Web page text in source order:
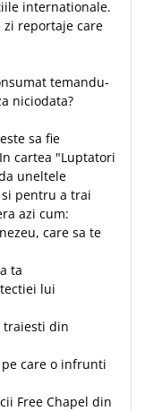
internationale.
reportaje care
temandu-
niciodata?
sa fie
cartea "Luptatori
uneltele
pentru a trai
azi cum:
care sa te
ta
lui
traiesti din
care o infrunti
Free Chapel din